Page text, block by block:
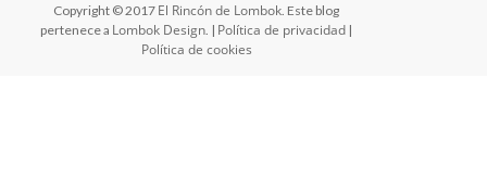
Copyright © 2017 El Rincón de Lombok. Este blog
pertenece a Lombok Design. | Política de privacidad |
Política de cookies